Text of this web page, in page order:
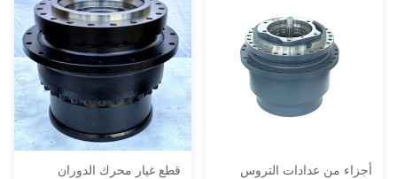
من عدادات التروس
قطع غيار محرك الدوران